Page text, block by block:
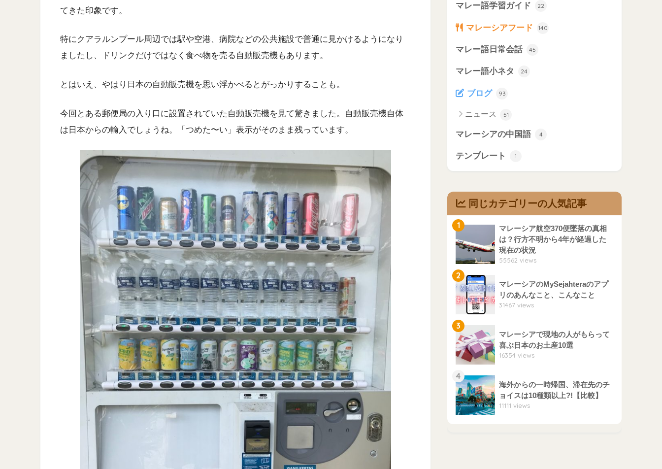
てきた印象です。
特にクアラルンプール周辺では駅や空港、病院などの公共施設で普通に見かけるようになり
ましたし、ドリンクだけではなく食べ物を売る自動販売機もあります。
とはいえ、やはり日本の自動販売機を思い浮かべるとがっかりすることも。
今回とある郵便局の入り口に設置されていた自動販売機を見て驚きました。自動販売機自体
は日本からの輸入でしょうね。「つめた〜い」表示がそのまま残っています。
マレー語学習ガイド 22
マレーシアフード 140
マレー語日常会話 45
マレー語小ネタ 24
ブログ 93
ニュース 51
マレーシアの中国語 4
テンプレート 1
同じカテゴリーの人気記事
1
マレーシア航空370便墜落の真相
は？行方不明から4年が経過した
現在の状況
55562 views
2
マレーシアのMySejahteraのアプ
リのあんなこと、こんなこと
31467 views
3
マレーシアで現地の人がもらって
喜ぶ日本のお土産10選
16354 views
4
海外からの一時帰国、滞在先のチ
ョイスは10種類以上?!【比較】
11111 views